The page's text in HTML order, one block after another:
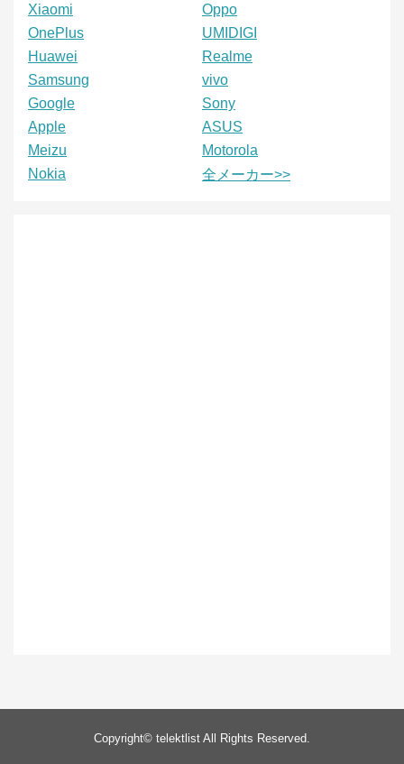
Xiaomi
Oppo
OnePlus
UMIDIGI
Huawei
Realme
Samsung
vivo
Google
Sony
Apple
ASUS
Meizu
Motorola
Nokia
全メーカー>>
Copyright© telektlist All Rights Reserved.